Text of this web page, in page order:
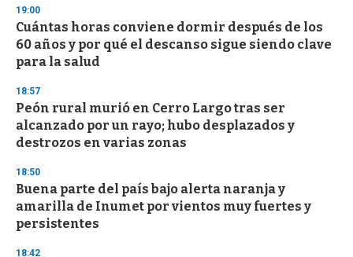
s
e
c
o
n
d
19:00
Cuántas horas conviene dormir después de los
60 años y por qué el descanso sigue siendo clave
para la salud
18:57
Peón rural murió en Cerro Largo tras ser
alcanzado por un rayo; hubo desplazados y
destrozos en varias zonas
18:50
Buena parte del país bajo alerta naranja y
amarilla de Inumet por vientos muy fuertes y
persistentes
18:42